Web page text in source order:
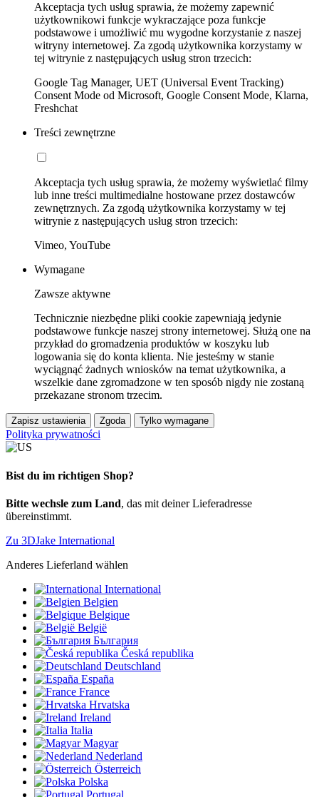
Akceptacja tych usług sprawia, że możemy zapewnić
użytkownikowi funkcje wykraczające poza funkcje
podstawowe i umożliwić mu wygodne korzystanie z naszej
witryny internetowej. Za zgodą użytkownika korzystamy w
tej witrynie z następujących usług stron trzecich:
Google Tag Manager, UET (Universal Event Tracking)
Consent Mode od Microsoft, Google Consent Mode, Klarna,
Freshchat
Treści zewnętrzne
Akceptacja tych usług sprawia, że możemy wyświetlać filmy
lub inne treści multimedialne hostowane przez dostawców
zewnętrznych. Za zgodą użytkownika korzystamy w tej
witrynie z następujących usług stron trzecich:
Vimeo, YouTube
Wymagane
Zawsze aktywne
Technicznie niezbędne pliki cookie zapewniają jedynie
podstawowe funkcje naszej strony internetowej. Służą one na
przykład do gromadzenia produktów w koszyku lub
logowania się do konta klienta. Nie jesteśmy w stanie
wyciągnąć żadnych wniosków na temat użytkownika, a
wszelkie dane zgromadzone w ten sposób nigdy nie zostaną
przekazane stronom trzecim.
Zapisz ustawienia Zgoda Tylko wymagane
Polityka prywatności
Bist du im richtigen Shop?
Bitte wechsle zum Land, das mit deiner Lieferadresse
übereinstimmt.
Zu 3DJake International
Anderes Lieferland wählen
International
Belgien
Belgique
België
България
Česká republika
Deutschland
España
France
Hrvatska
Ireland
Italia
Magyar
Nederland
Österreich
Polska
Portugal